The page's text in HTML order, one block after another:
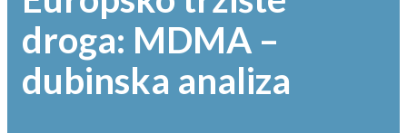
droga: MDMA –
dubinska analiza